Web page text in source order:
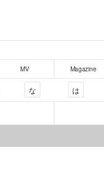
MV Magazine
な は